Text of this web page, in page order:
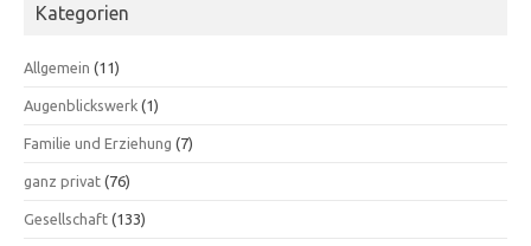
Kategorien
Allgemein (11)
Augenblickswerk (1)
Familie und Erziehung (7)
ganz privat (76)
Gesellschaft (133)